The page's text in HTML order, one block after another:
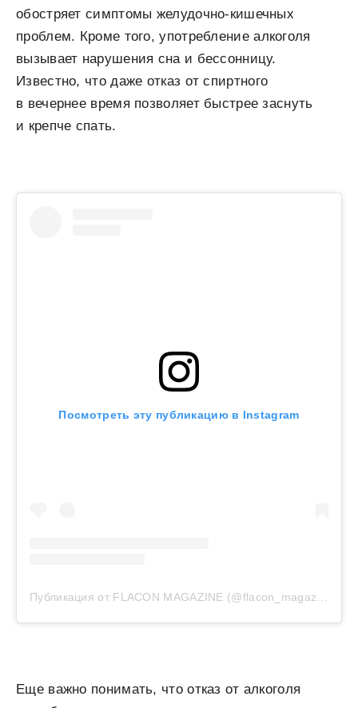
обостряет симптомы желудочно-кишечных
проблем. Кроме того, употребление алкоголя
вызывает нарушения сна и бессонницу.
Известно, что даже отказ от спиртного
в вечернее время позволяет быстрее заснуть
и крепче спать.
Посмотреть эту публикацию в Instagram
Еще важно понимать, что отказ от алкоголя